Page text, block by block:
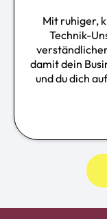
Mit ruhiger,
Technik-
damit dein
und du dich